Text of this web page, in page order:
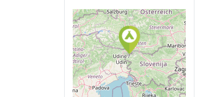
Auf Google
Maps
anzeigen